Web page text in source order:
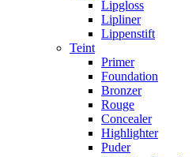
Lipgloss
Lipliner
Lippenstift
Teint
Primer
Foundation
Bronzer
Rouge
Concealer
Highlighter
Puder